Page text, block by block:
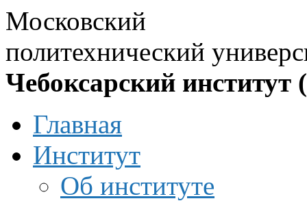
Московский
политехнический
Чебоксарский институт
Главная
Институт
Об институте